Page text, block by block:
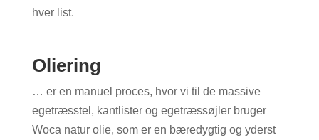
hver list.
Oliering
… er en manuel proces, hvor vi til de massive
egetræsstel, kantlister og egetræssøjler bruger
Woca natur olie, som er en bæredygtig og yderst